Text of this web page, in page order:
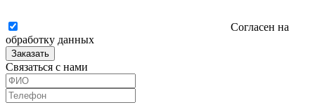
Согласен на
обработку данных
Заказать
Связаться с нами